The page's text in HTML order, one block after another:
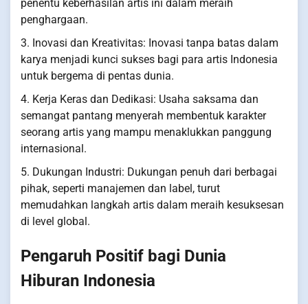
penentu keberhasilan artis ini dalam meraih
penghargaan.
3. Inovasi dan Kreativitas: Inovasi tanpa batas dalam
karya menjadi kunci sukses bagi para artis Indonesia
untuk bergema di pentas dunia.
4. Kerja Keras dan Dedikasi: Usaha saksama dan
semangat pantang menyerah membentuk karakter
seorang artis yang mampu menaklukkan panggung
internasional.
5. Dukungan Industri: Dukungan penuh dari berbagai
pihak, seperti manajemen dan label, turut
memudahkan langkah artis dalam meraih kesuksesan
di level global.
Pengaruh Positif bagi Dunia
Hiburan Indonesia